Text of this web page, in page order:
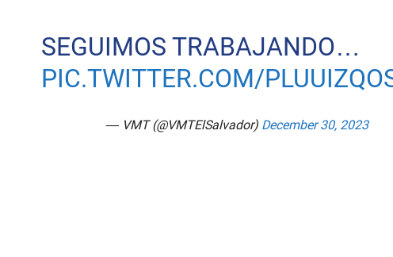
SEGUIMOS TRABAJANDO…
PIC.TWITTER.COM/
— VMT (@VMTElSalvador) December 30, 2023